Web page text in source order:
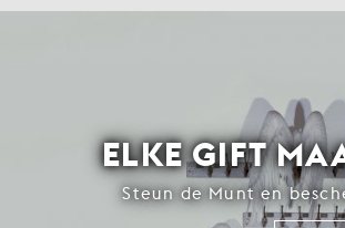
ELKE GIFT
Steun de Munt en